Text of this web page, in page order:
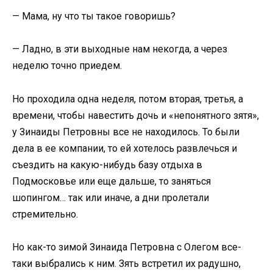
— Мама, ну что ты такое говоришь?
— Ладно, в эти выходные нам некогда, а через
неделю точно приедем.
Но проходила одна неделя, потом вторая, третья, а
времени, чтобы навестить дочь и «непонятного зятя»,
у Зинаиды Петровны все не находилось. То были
дела в ее компании, то ей хотелось развлечься и
съездить на какую-нибудь базу отдыха в
Подмосковье или еще дальше, то заняться
шопингом… так или иначе, а дни пролетали
стремительно.
Но как-то зимой Зинаида Петровна с Олегом все-
таки выбрались к ним. Зять встретил их радушно,